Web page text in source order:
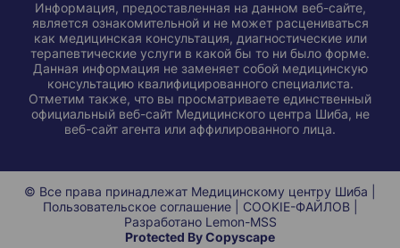
Информация, предоставленная на данном веб-сайте,
является ознакомительной и не может расцениваться
как медицинская консультация, диагностические или
терапевтические услуги в какой бы то ни было форме.
Данная информация не заменяет собой медицинскую
консультацию квалифицированного специалиста.
Отметим также, что вы просматриваете единственный
официальный веб-сайт Медицинского центра Шиба, не
веб-сайт агента или аффилированного лица.
© Все права принадлежат Медицинскому центру Шиба |
Пользовательское соглашение| COOKIE-ФАЙЛОВ|
Разработано Lemon-MSS
Protected By Copyscape